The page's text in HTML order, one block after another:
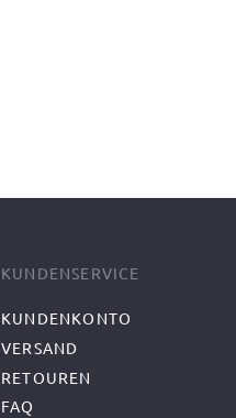
KUNDENSERVICE
KUNDENKONTO
VERSAND
RETOUREN
FAQ